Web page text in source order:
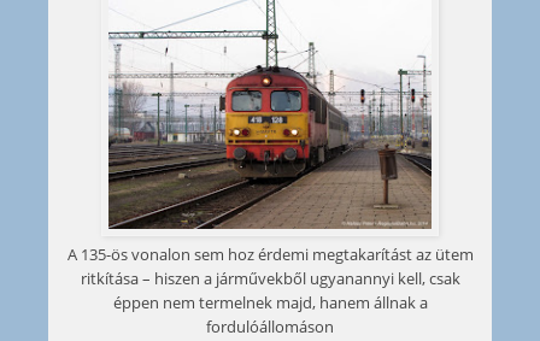
A 135-ös vonalon sem hoz érdemi megtakarítást az ütem
ritkítása – hiszen a járművekből ugyanannyi kell, csak
éppen nem termelnek majd, hanem állnak a
fordulóállomáson